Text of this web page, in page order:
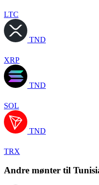
LTC
TND
XRP
TND
SOL
TND
TRX
Andre mønter til